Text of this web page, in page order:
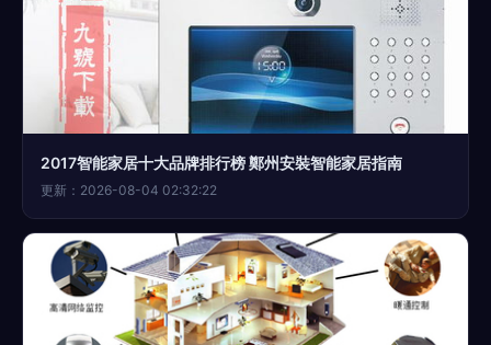
2017智能家居十大品牌排行榜 鄭州安裝智能家居指南
更新：2026-08-04 02:32:22